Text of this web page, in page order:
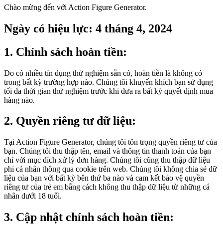
Chào mừng đến với Action Figure Generator.
Ngày có hiệu lực: 4 tháng 4, 2024
1. Chính sách hoàn tiền:
Do có nhiều tín dụng thử nghiệm sẵn có, hoàn tiền là không có
trong bất kỳ trường hợp nào. Chúng tôi khuyến khích bạn sử dụng
tối đa thời gian thử nghiệm trước khi đưa ra bất kỳ quyết định mua
hàng nào.
2. Quyền riêng tư dữ liệu:
Tại Action Figure Generator, chúng tôi tôn trọng quyền riêng tư của
bạn. Chúng tôi thu thập tên, email và thông tin thanh toán của bạn
chỉ với mục đích xử lý đơn hàng. Chúng tôi cũng thu thập dữ liệu
phi cá nhân thông qua cookie trên web. Chúng tôi không chia sẻ dữ
liệu của bạn với bất kỳ bên thứ ba nào và cam kết bảo vệ quyền
riêng tư của trẻ em bằng cách không thu thập dữ liệu từ những cá
nhân dưới 18 tuổi.
3. Cập nhật chính sách hoàn tiền: